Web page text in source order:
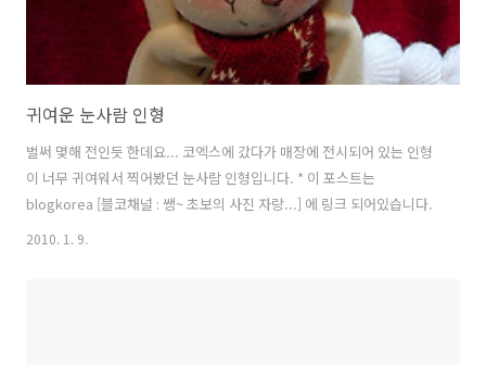
귀여운 눈사람 인형
벌써 몇해 전인듯 한데요... 코엑스에 갔다가 매장에 전시되어 있는 인형
이 너무 귀여워서 찍어봤던 눈사람 인형입니다. * 이 포스트는
blogkorea [블코채널 : 쌩~ 초보의 사진 자랑...] 에 링크 되어있습니다.
2010. 1. 9.